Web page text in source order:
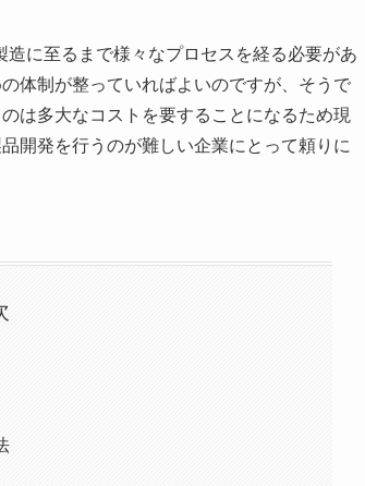
に至るまで様々なプロセスを経る必要があ
体制が整っていればよいのですが、そうで
は多大なコストを要することになるため現
開発を行うのが難しい企業にとって頼りに